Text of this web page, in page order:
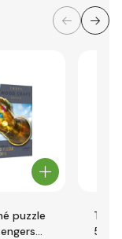
puzzle
Trefl
501